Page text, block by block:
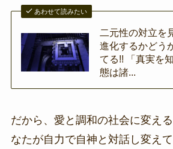
あわせて読みたい
二元性の対立を
進化するかどう
てる!! 「真実を
態は諸...
だから、愛と調和の社会に変え
なたが自力で自神と対話し変え